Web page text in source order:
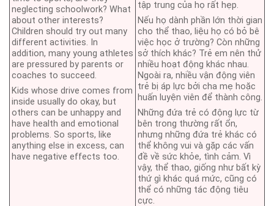
neglecting schoolwork? What
about other interests?
Children should try out many
different activities. In
addition, many young athletes
are pressured by parents or
coaches to succeed.
Kids whose drive comes from
inside usually do okay, but
others can be unhappy and
have health and emotional
problems. So sports, like
anything else in excess, can
have negative effects too.
tập trung của họ rất hẹp.
Nếu họ dành phần lớn thời gian
cho thể thao, liệu họ có bỏ bê
việc học ở trường? Còn những
sở thích khác? Trẻ em nên thử
nhiều hoạt động khác nhau.
Ngoài ra, nhiều vận động viên
trẻ bị áp lực bởi cha mẹ hoặc
huấn luyện viên để thành công.
Những đứa trẻ có động lực từ
bên trong thường rất ổn,
nhưng những đứa trẻ khác có
thể không vui và gặp các vấn
đề về sức khỏe, tình cảm. Vì
vậy, thể thao, giống như bất kỳ
thứ gì khác quá mức, cũng có
thể có những tác động tiêu
cực.